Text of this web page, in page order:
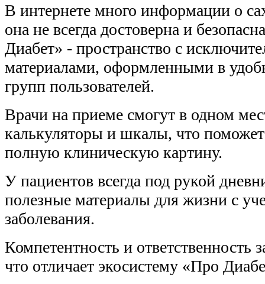
В интернете много информации о
она не всегда достоверна и
Диабет» - пространство с
материалами, оформленными в
групп пользователей.
Врачи на приеме смогут в одном
калькуляторы и шкалы, что поможет
полную клиническую картину.
У пациентов всегда под рукой
полезные материалы для жизни с
заболевания.
Компетентность и ответственность
что отличает экосистему «Про